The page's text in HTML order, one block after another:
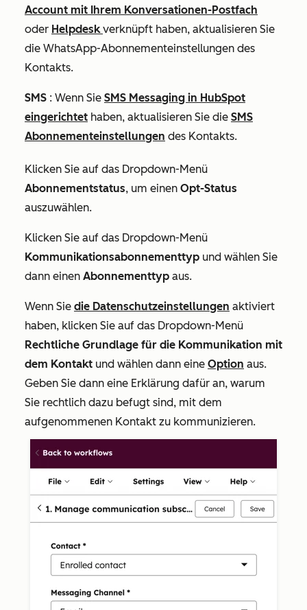
Account mit Ihrem Konversationen-Postfach
oder Helpdeskverknüpft haben, aktualisieren Sie
die WhatsApp-Abonnementeinstellungen des
Kontakts.
SMS : Wenn Sie SMS Messaging in HubSpot
eingerichtet haben, aktualisieren Sie die SMS
Abonnementeinstellungen des Kontakts.
Klicken Sie auf das Dropdown-Menü
Abonnementstatus, um einen Opt-Status
auszuwählen.
Klicken Sie auf das Dropdown-Menü
Kommunikationsabonnementtyp und wählen Sie
dann einen Abonnementtyp aus.
Wenn Sie die Datenschutzeinstellungen aktiviert
haben, klicken Sie auf das Dropdown-Menü
Rechtliche Grundlage für die Kommunikation mit
dem Kontakt und wählen dann eine Option aus.
Geben Sie dann eine Erklärung dafür an, warum
Sie rechtlich dazu befugt sind, mit dem
aufgenommenen Kontakt zu kommunizieren.